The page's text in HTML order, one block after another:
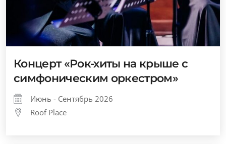
Концерт «Рок-хиты на крыше с
симфоническим оркестром»
Июнь - Сентябрь 2026
Roof Place